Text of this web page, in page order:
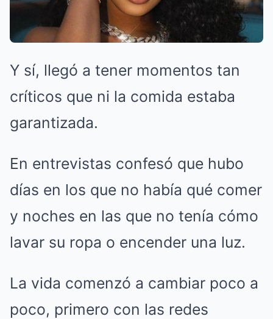
Y sí, llegó a tener momentos tan
críticos que ni la comida estaba
garantizada.
En entrevistas confesó que hubo
días en los que no había qué comer
y noches en las que no tenía cómo
lavar su ropa o encender una luz.
La vida comenzó a cambiar poco a
poco, primero con las redes